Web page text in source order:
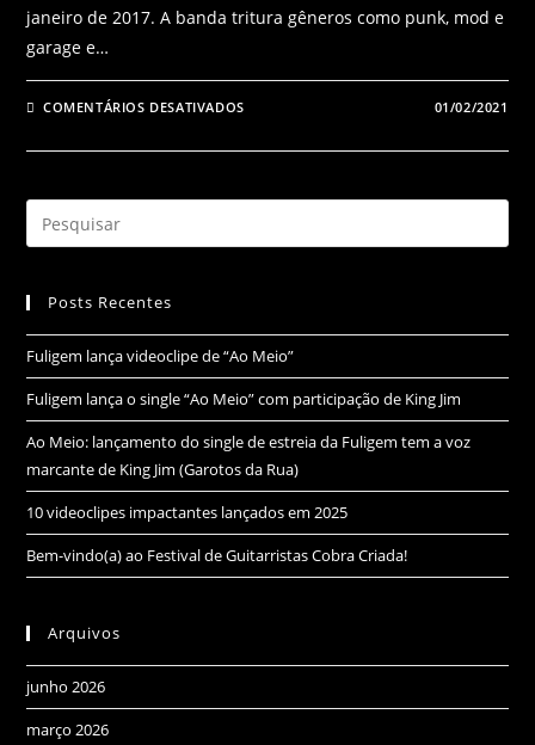
janeiro de 2017. A banda tritura gêneros como punk, mod e
garage e…
COMENTÁRIOS DESATIVADOS 01/02/2021
Posts Recentes
Fuligem lança videoclipe de “Ao Meio”
Fuligem lança o single “Ao Meio” com participação de King Jim
Ao Meio: lançamento do single de estreia da Fuligem tem a voz
marcante de King Jim (Garotos da Rua)
10 videoclipes impactantes lançados em 2025
Bem-vindo(a) ao Festival de Guitarristas Cobra Criada!
Arquivos
junho 2026
março 2026